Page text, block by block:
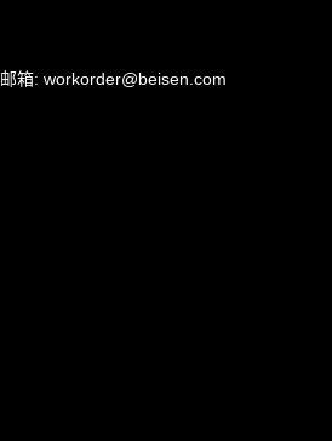
邮箱: workorder@beisen.com